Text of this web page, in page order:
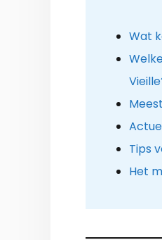
Wat
Tips
Het